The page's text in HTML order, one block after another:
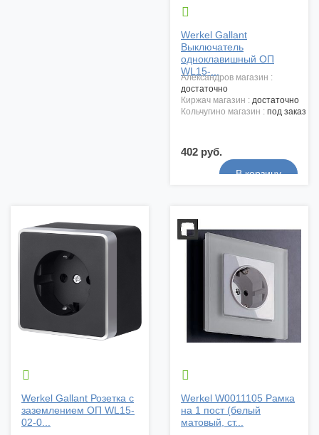

Werkel Gallant
Выключатель
одноклавишный ОП
WL15-...
александров магазин :
достаточно
киржач магазин : достаточно
кольчугино магазин : под заказ
402 руб.

Werkel Gallant Розетка с
заземлением ОП WL15-
02-0...

Werkel W0011105 Рамка
на 1 пост (белый
матовый, ст...